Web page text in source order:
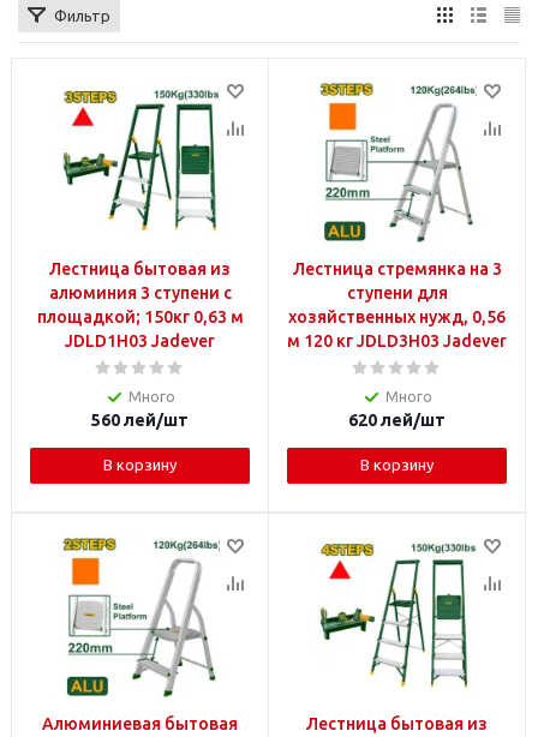
Фильтр
Лестница бытовая из
алюминия 3 ступени с
площадкой; 150кг 0,63 м
JDLD1H03 Jadever
Много
560лей/шт
В корзину
Лестница стремянка на 3
ступени для
хозяйственных нужд, 0,56
м 120 кг JDLD3H03 Jadever
Много
620лей/шт
В корзину
Алюминиевая бытовая
Лестница бытовая из